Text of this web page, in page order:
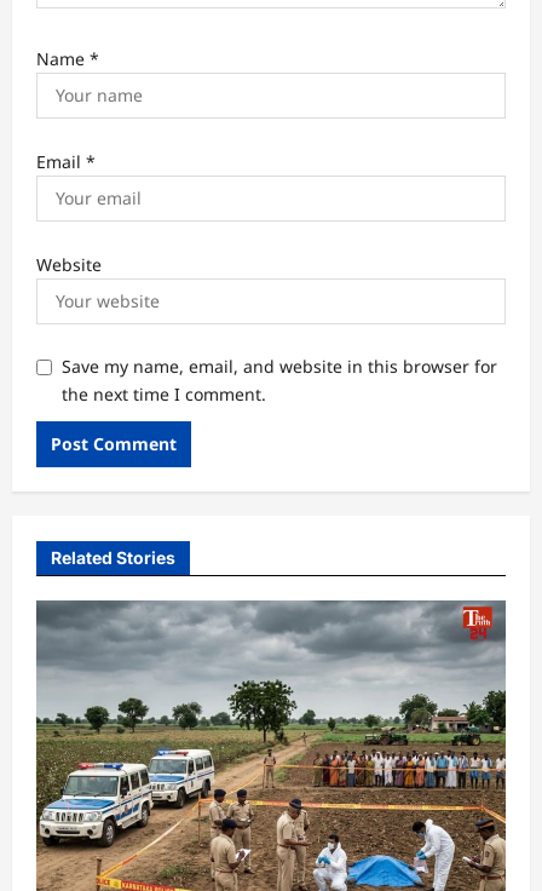
Name *
Email *
Website
Save my name, email, and website in this browser for
the next time I comment.
Related Stories